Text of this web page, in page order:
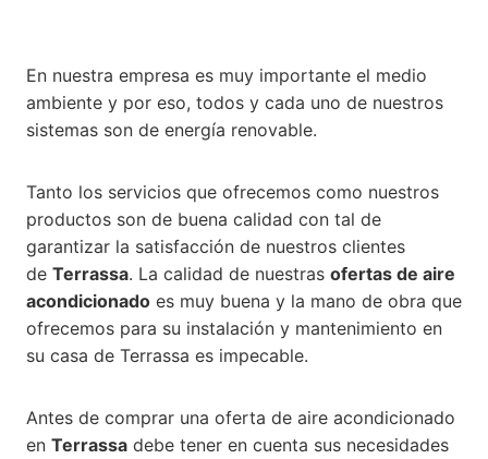
En nuestra empresa es muy importante el medio
ambiente y por eso, todos y cada uno de nuestros
sistemas son de energía renovable.
Tanto los servicios que ofrecemos como nuestros
productos son de buena calidad con tal de
garantizar la satisfacción de nuestros clientes
de Terrassa. La calidad de nuestras ofertas de aire
acondicionado es muy buena y la mano de obra que
ofrecemos para su instalación y mantenimiento en
su casa de Terrassa es impecable.
Antes de comprar una oferta de aire acondicionado
en Terrassa debe tener en cuenta sus necesidades